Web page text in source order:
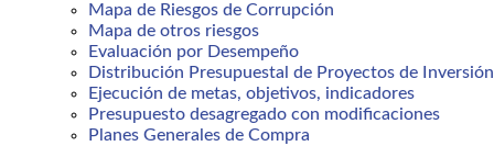
Mapa de Riesgos de Corrupción
Mapa de otros riesgos
Evaluación por Desempeño
Distribución Presupuestal de Proyectos de Inversión
Ejecución de metas, objetivos, indicadores
Presupuesto desagregado con modificaciones
Planes Generales de Compra